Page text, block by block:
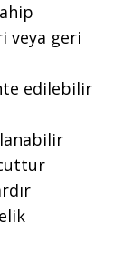
veya geri
edilebilir